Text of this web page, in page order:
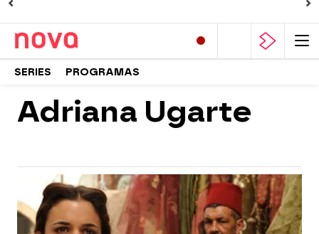
SERIES PROGRAMAS
Adriana Ugarte